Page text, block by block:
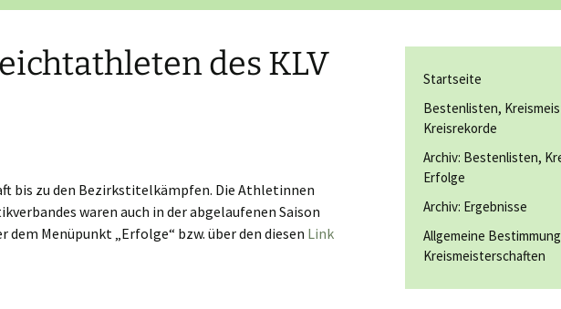
des KLV
bis zu den Bezirkstitelkämpfen. Die Athletinnen
waren auch in der abgelaufenen Saison
Menüpunkt „Erfolge“ bzw. über den diesen Link
Startseite
Bestenlisten,
Kreisrekorde
Archiv: Bestenlisten,
Erfolge
Archiv: Ergebnisse
Allgemeine
Kreismeisterschaften